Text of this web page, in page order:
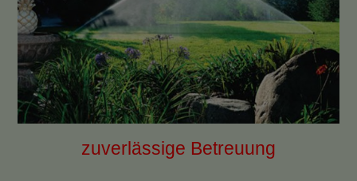
zuverlässige Betreuung